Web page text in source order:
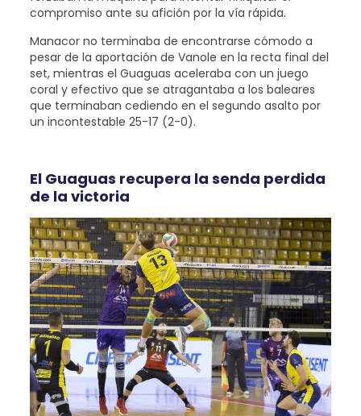
compromiso ante su afición por la vía rápida.
Manacor no terminaba de encontrarse cómodo a
pesar de la aportación de Vanole en la recta final del
set, mientras el Guaguas aceleraba con un juego
coral y efectivo que se atragantaba a los baleares
que terminaban cediendo en el segundo asalto por
un incontestable 25-17 (2-0).
El Guaguas recupera la senda perdida
de la victoria